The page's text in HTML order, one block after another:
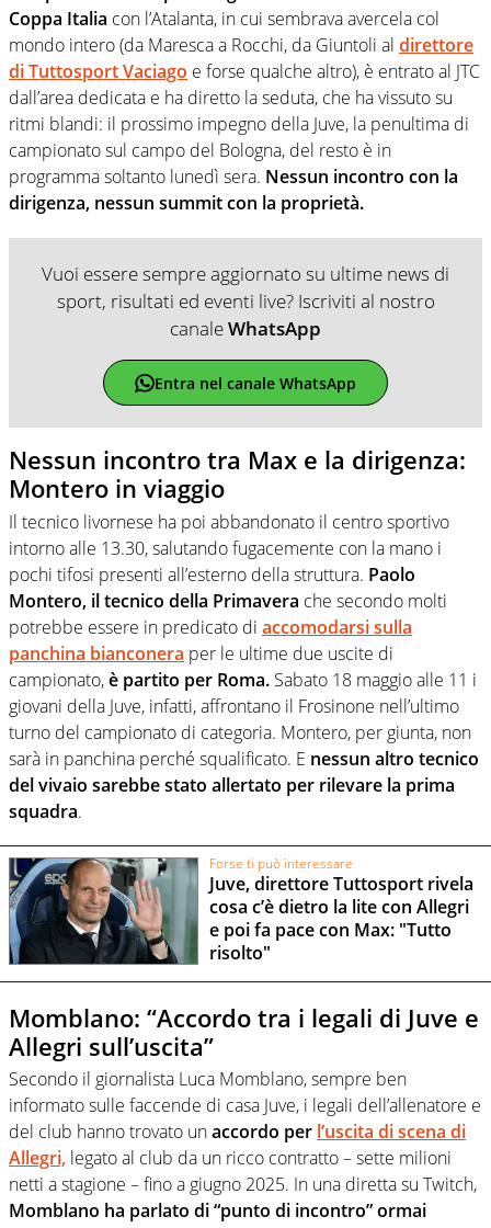
Coppa Italia con l’Atalanta, in cui sembrava avercela col
mondo intero (da Maresca a Rocchi, da Giuntoli al direttore
di Tuttosport Vaciago e forse qualche altro), è entrato al JTC
dall’area dedicata e ha diretto la seduta, che ha vissuto su
ritmi blandi: il prossimo impegno della Juve, la penultima di
campionato sul campo del Bologna, del resto è in
programma soltanto lunedì sera. Nessun incontro con la
dirigenza, nessun summit con la proprietà.
Vuoi essere sempre aggiornato su ultime news di
sport, risultati ed eventi live? Iscriviti al nostro
canaleWhatsApp
Entra nel canale WhatsApp
Nessun incontro tra Max e la dirigenza:
Montero in viaggio
Il tecnico livornese ha poi abbandonato il centro sportivo
intorno alle 13.30, salutando fugacemente con la mano i
pochi tifosi presenti all’esterno della struttura. Paolo
Montero, il tecnico della Primavera che secondo molti
potrebbe essere in predicato di accomodarsi sulla
panchina bianconera per le ultime due uscite di
campionato,è partito per Roma. Sabato 18 maggio alle 11 i
giovani della Juve, infatti, affrontano il Frosinone nell’ultimo
turno del campionato di categoria. Montero, per giunta, non
sarà in panchina perché squalificato. E nessun altro tecnico
del vivaio sarebbe stato allertato per rilevare la prima
squadra.
Forse ti può interessare
Juve, direttore Tuttosport rivela
cosa c’è dietro la lite con Allegri
e poi fa pace con Max: "Tutto
risolto"
Momblano: “Accordo tra i legali di Juve e
Allegri sull’uscita”
Secondo il giornalista Luca Momblano, sempre ben
informato sulle faccende di casa Juve, i legali dell’allenatore e
del club hanno trovato unaccordo per l’uscita di scena di
Allegri, legato al club da un ricco contratto – sette milioni
netti a stagione – fino a giugno 2025. In una diretta su Twitch,
Momblano ha parlato di “punto di incontro” ormai